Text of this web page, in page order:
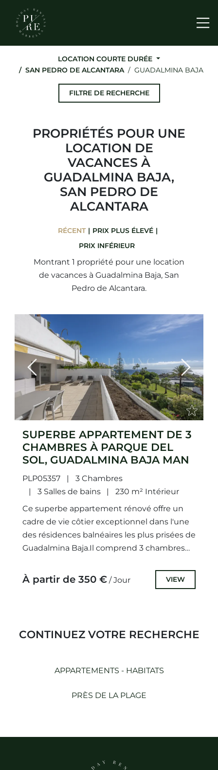
LOCATION COURTE DURÉE
SAN PEDRO DE ALCANTARA
GUADALMINA BAJA
FILTRE DE RECHERCHE
PROPRIÉTÉS POUR UNE
LOCATION DE
VACANCES À
GUADALMINA BAJA,
SAN PEDRO DE
ALCANTARA
RÉCENT
PRIX ​​PLUS ÉLEVÉ
PRIX ​​INFÉRIEUR
Montrant 1 propriété pour une location
de vacances à Guadalmina Baja, San
Pedro de Alcantara.
Previous Next
SUPERBE APPARTEMENT DE 3
CHAMBRES À PARQUE DEL
SOL, GUADALMINA BAJA MAN
PLP05357
3 Chambres
3 Salles de bains
230 m² Intérieur
Ce superbe appartement rénové offre un
cadre de vie côtier exceptionnel dans l'une
des résidences balnéaires les plus prisées de
Guadalmina Baja.Il comprend 3 chambres
À partir de 350 € / Jour VIEW
CONTINUEZ VOTRE RECHERCHE
APPARTEMENTS - HABITATS
PRÈS DE LA PLAGE